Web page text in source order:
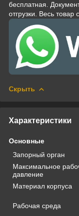
бесплатная.
отгрузки. Весь
Скрыть
Характеристики
Основные
Запорный орган
Максимальное
давление
Материал корпуса
Рабочая среда